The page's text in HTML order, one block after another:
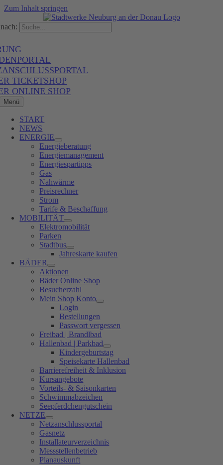
Zum Inhalt springen
TICKETSHOP
ONLINE SHOP
Menü
START
NEWS
ENERGIE
Energieberatung
Energiemanagement
Energiespartipps
Gas
Nahwärme
Preisrechner
Strom
Tarife & Beschaffung
MOBILITÄT
Elektromobilität
Parken
Stadtbus
Jahreskarte kaufen
BÄDER
Aktionen
Bäder Online Shop
Besucherzahl
Mein Shop Konto
Login
Bestellungen
Passwort vergessen
Freibad | Brandlbad
Hallenbad | Parkbad
Kindergeburtstag
Speisekarte Hallenbad
Barrierefreiheit & Inklusion
Kursangebote
Vorteils- & Saisonkarten
Schwimmabzeichen
Seepferdchengutschein
NETZE
Netzanschlussportal
Gasnetz
Installateurverzeichnis
Messstellenbetrieb
Planauskunft